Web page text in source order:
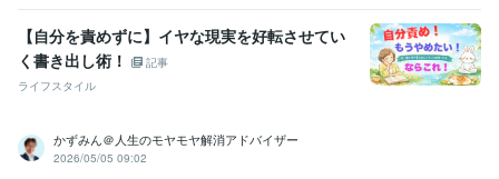
湘南工科大学附属高等学校 1982年3月 ~ 1985年2月
新東京歯科技工士専門学校
生成AIの学校「飛翔」
語学力
英語 日常会話レベル
【自分を責めずに】イヤな現実を好転させてい
く書き出し術！
記事
ライフスタイル
かずみん＠人生のモヤモヤ解消アドバイザー
2026/05/05 09:02